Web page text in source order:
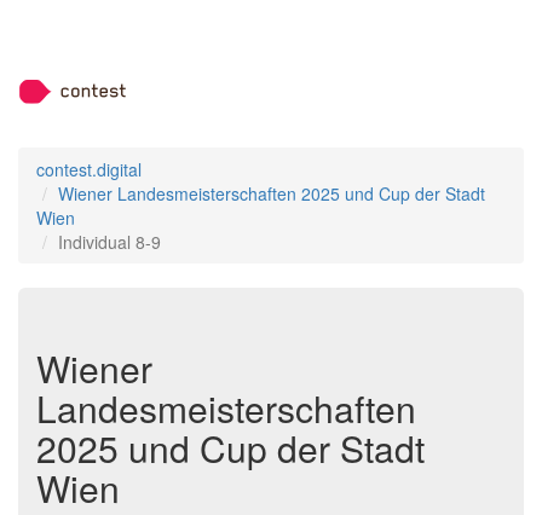
contest.digital
Wiener Landesmeisterschaften 2025 und Cup der Stadt
Wien
Individual 8-9
Wiener
Landesmeisterschaften
2025 und Cup der Stadt
Wien